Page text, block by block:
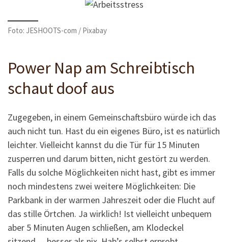
Foto: JESHOOTS-com / Pixabay
Power Nap am Schreibtisch
schaut doof aus
Zugegeben, in einem Gemeinschaftsbüro würde ich das
auch nicht tun. Hast du ein eigenes Büro, ist es natürlich
leichter. Vielleicht kannst du die Tür für 15 Minuten
zusperren und darum bitten, nicht gestört zu werden.
Falls du solche Möglichkeiten nicht hast, gibt es immer
noch mindestens zwei weitere Möglichkeiten: Die
Parkbank in der warmen Jahreszeit oder die Flucht auf
das stille Örtchen. Ja wirklich! Ist vielleicht unbequem
aber 5 Minuten Augen schließen, am Klodeckel